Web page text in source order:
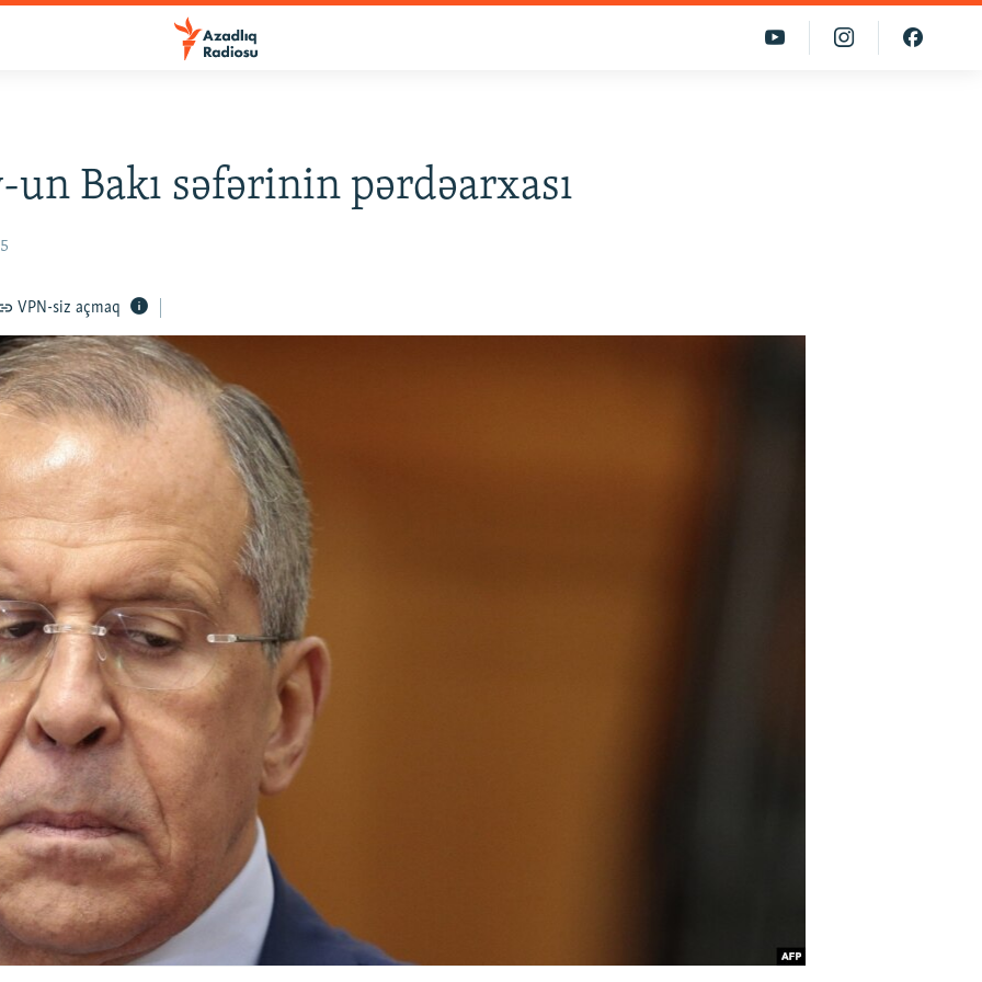
un Bakı səfərinin pərdəarxası
VPN-siz açmaq